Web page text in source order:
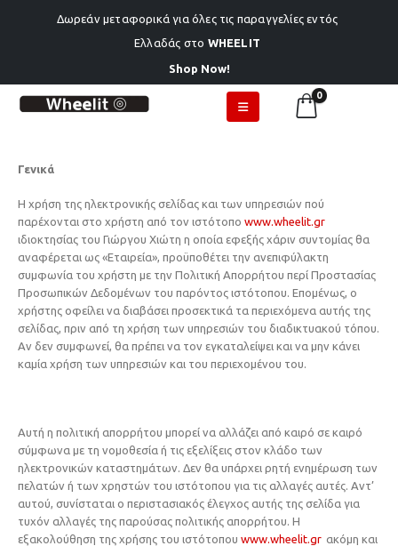
Δωρεάν μεταφορικά για όλες τις παραγγελίες εντός
Ελλαδάς στο WHEELIT
Shop Now!
0
Γενικά
Η χρήση της ηλεκτρονικής σελίδας και των υπηρεσιών πού
παρέχονται στο χρήστη από τον ιστότοπο www.wheelit.gr
ιδιοκτησίας του Γιώργου Χιώτη η οποία εφεξής χάριν συντομίας θα
αναφέρεται ως «Εταιρεία», προϋποθέτει την ανεπιφύλακτη
συμφωνία του χρήστη με την Πολιτική Απορρήτου περί Προστασίας
Προσωπικών Δεδομένων του παρόντος ιστότοπου. Επομένως, ο
χρήστης οφείλει να διαβάσει προσεκτικά τα περιεχόμενα αυτής της
σελίδας, πριν από τη χρήση των υπηρεσιών του διαδικτυακού τόπου.
Αν δεν συμφωνεί, θα πρέπει να τον εγκαταλείψει και να μην κάνει
καμία χρήση των υπηρεσιών και του περιεχομένου του.
Αυτή η πολιτική απορρήτου μπορεί να αλλάζει από καιρό σε καιρό
σύμφωνα με τη νομοθεσία ή τις εξελίξεις στον κλάδο των
ηλεκτρονικών καταστημάτων. Δεν θα υπάρχει ρητή ενημέρωση των
πελατών ή των χρηστών του ιστότοπου για τις αλλαγές αυτές. Αντ’
αυτού, συνίσταται ο περιστασιακός έλεγχος αυτής της σελίδα για
τυχόν αλλαγές της παρούσας πολιτικής απορρήτου. Η
εξακολούθηση της χρήσης του ιστότοπου www.wheelit.gr ακόμη και